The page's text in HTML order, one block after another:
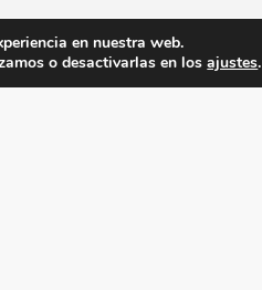
en nuestra web.
o desactivarlas en losajustes.